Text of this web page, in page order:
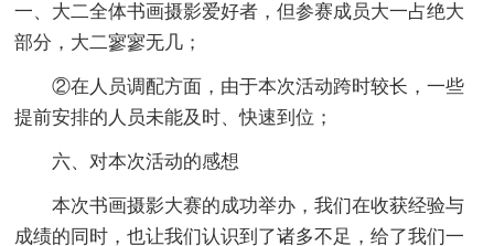
一、大二全体书画摄影爱好者，但参赛成员大一占绝大
部分，大二寥寥无几；
②在人员调配方面，由于本次活动跨时较长，一些
提前安排的人员未能及时、快速到位；
六、对本次活动的感想
本次书画摄影大赛的成功举办，我们在收获经验与
成绩的同时，也让我们认识到了诸多不足，给了我们一